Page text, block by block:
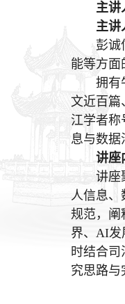
主讲
主讲
彭诚
能等方面
拥有
文近百篇
江学者称
息与数据
讲座
讲座
人信息、
规范，阐
界、AI发
时结合司
究思路与